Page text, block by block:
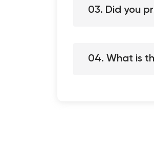
03. Did you
04. What is